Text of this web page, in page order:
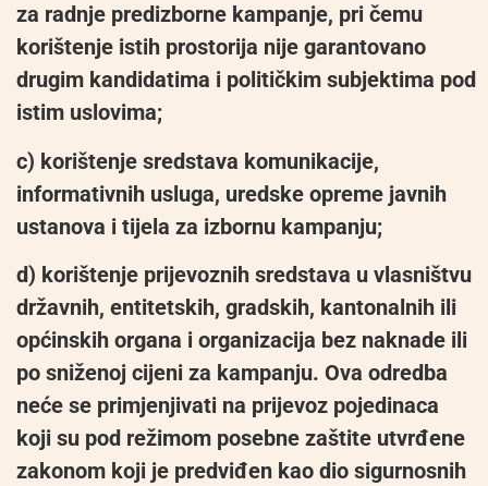
za radnje predizborne kampanje, pri čemu
korištenje istih prostorija nije garantovano
drugim kandidatima i političkim subjektima pod
istim uslovima;
c) korištenje sredstava komunikacije,
informativnih usluga, uredske opreme javnih
ustanova i tijela za izbornu kampanju;
d) korištenje prijevoznih sredstava u vlasništvu
državnih, entitetskih, gradskih, kantonalnih ili
općinskih organa i organizacija bez naknade ili
po sniženoj cijeni za kampanju. Ova odredba
neće se primjenjivati ​​na prijevoz pojedinaca
koji su pod režimom posebne zaštite utvrđene
zakonom koji je predviđen kao dio sigurnosnih